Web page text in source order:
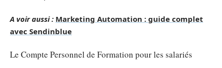
A voir aussi : Marketing Automation : guide complet
avec Sendinblue
Le Compte Personnel de Formation pour les salariés